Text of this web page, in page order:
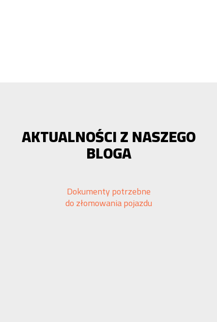
AKTUALNOŚCI Z NASZEGO
BLOGA
Dokumenty potrzebne
do złomowania pojazdu